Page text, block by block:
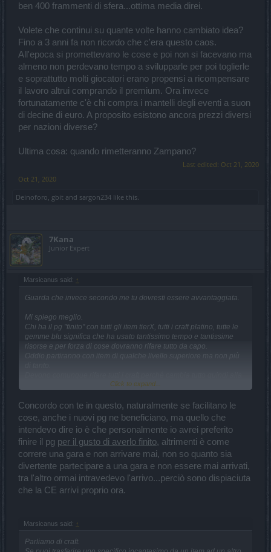
ben 400 frammenti di sfera...ottima media direi.
Volete che continui su quante volte hanno cambiato idea?
Fino a 3 anni fa non ricordo che c'era questo caos.
All'epoca si promettevano le cose e poi non si facevano ma
almeno non perdevano tempo a svilupparle per poi toglierle
e soprattutto molti giocatori erano propensi a ricompensare
il lavoro altrui comprando il premium. Ora invece
fortunatamente c'è chi compra i mantelli degli eventi a suon
di decine di euro. A proposito esistono ancora prezzi diversi
per nazioni diverse?
Ultima cosa: quando rimetteranno Zampano?
Last edited: Oct 21, 2020
Oct 21, 2020
Deinoforo, gbit and sargon234 like this.
7Kana
Junior Expert
Marsicanus said: ↑
Guarda che invece secondo me tu dovresti essere avvantaggiata.
Mi spiego meglio.
Chi ha il pg "finito" con tutti gli item tierX, tutti i craft platino, tutte le
gemme blu significa che ha usato tantissimo tempo e tantissime
risorse e per forza di cose dovranno rifare tutto da capo.
Oddio partiranno con item di qualche livello superiore ma non più
fine un pg in crescita e uno finito avranno le stesse cose da fare.
dalla pubblicazione, ancora non sono state affrontate dagli
sviluppatori.
Click to expand...
Concordo con te in questo, naturalmente se facilitano le
cose, anche i nuovi pg ne beneficiano, ma quello che
intendevo dire io è che personalmente io avrei preferito
finire il pg per il gusto di averlo finito, altrimenti è come
correre una gara e non arrivare mai, non so quanto sia
divertente partecipare a una gara e non essere mai arrivati,
tra l'altro ormai intravedevo l'arrivo...perciò sono dispiaciuta
che la CE arrivi proprio ora.
Marsicanus said: ↑
Parliamo di craft.